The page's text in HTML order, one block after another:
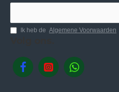
Ik heb de Algemene Voorwaarden